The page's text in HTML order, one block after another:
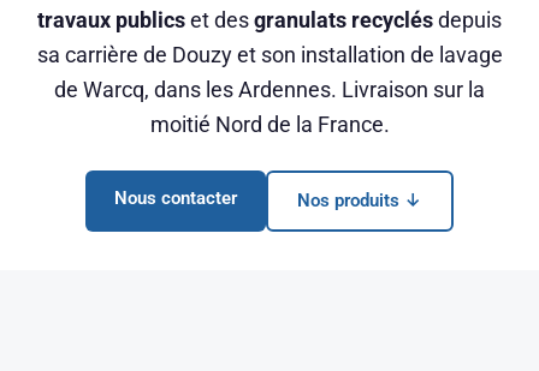
travaux publicset desgranulats recyclésdepuis
sa carrière de Douzy et son installation de lavage
de Warcq, dans les Ardennes. Livraison sur la
moitié Nord de la France.
Nous contacter Nos produits ↓